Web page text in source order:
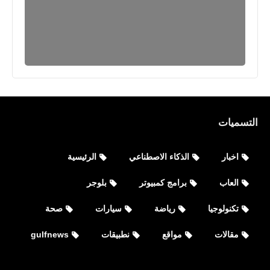
الهولندي يحذر ويحدد المكان
التسميات
اخبار الذكاء الاصطناعي الرئيسية
العاب برامج كمبيوتر بلوجر
تكنولوجيا رياضة سيارات صحة
مقالات مواقع نطبيقات gulfnews